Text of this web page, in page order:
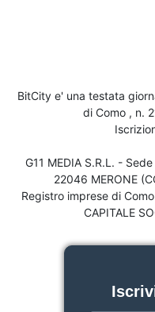
BitCity e' una testata
di Como , n.
G11 MEDIA S.R.L. -
22046 MERONE
Registro imprese di
CAPITALE